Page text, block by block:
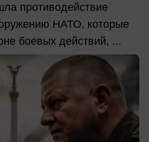
противодействие
НАТО, которые
боевых действий, ...